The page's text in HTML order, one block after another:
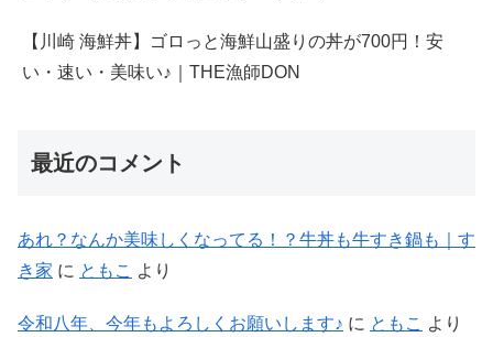
【川崎 海鮮丼】ゴロっと海鮮山盛りの丼が700円！安
い・速い・美味い♪｜THE漁師DON
最近のコメント
あれ？なんか美味しくなってる！？牛丼も牛すき鍋も｜す
き家 に ともこ より
令和八年、今年もよろしくお願いします♪ に ともこ より